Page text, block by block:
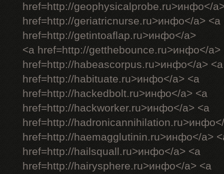
href=http://geophysicalprobe.ru>инфо</
href=http://geriatricnurse.ru>инфо</a> <a
href=http://getintoaflap.ru>инфо</a>
<a href=http://getthebounce.ru>инфо</a>
href=http://habeascorpus.ru>инфо</a> <a
href=http://habituate.ru>инфо</a> <a
href=http://hackedbolt.ru>инфо</a> <a
href=http://hackworker.ru>инфо</a> <a
href=http://
href=http://haemagglutinin.ru>инфо</a>
href=http://hailsquall.ru>инфо</a> <a
href=http://hairysphere.ru>инфо</a> <a